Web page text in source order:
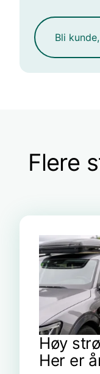
Bli
Flere
Høy
Her er